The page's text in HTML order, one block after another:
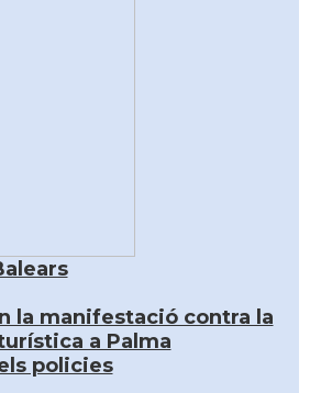
la manifestació contra la
a Palma
policies